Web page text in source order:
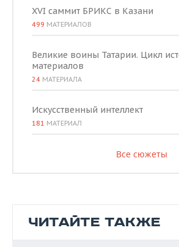
XVI саммит БРИКС в Казани
499 МАТЕРИАЛОВ
Великие воины Татарии. Цикл
материалов
24 МАТЕРИАЛА
Искусственный интеллект
181 МАТЕРИАЛ
Все сюжеты
ЧИТАЙТЕ ТАКЖЕ